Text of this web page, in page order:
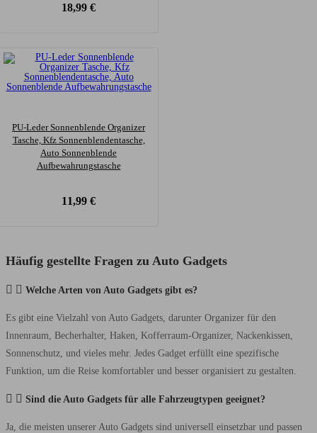
18,99 €
PU-Leder Sonnenblende Organizer
Tasche, Kfz Sonnenblendentasche,
Auto Sonnenblende
Aufbewahrungstasche
11,99 €
Häufig gestellte Fragen zu Auto Gadgets
Welche Arten von Auto Gadgets gibt es?
Es gibt eine Vielzahl von Auto Gadgets, darunter Organizer für den
Innenraum, Becherhalter, Haken, Kofferraum-Organizer, Nackenkissen,
Sonnenschutz, und vieles mehr. Jedes Gadget erfüllt eine spezifische
Funktion, um die Reise komfortabler und besser organisiert zu gestalten.
Sind die Auto Gadgets für alle Fahrzeugtypen geeignet?
Ja, die meisten unserer Auto Gadgets sind universell einsetzbar und passen